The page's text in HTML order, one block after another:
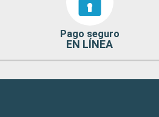
Pago seguro
EN LÍNEA